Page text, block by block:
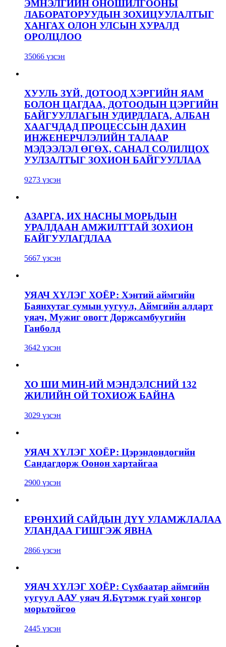
ЭМНЭЛГИЙН ОНОШИЛГООНЫ
ЛАБОРАТОРУУДЫН ЗОХИЦУУЛАЛТЫГ
ХАНГАХ ОЛОН УЛСЫН ХУРАЛД
ОРОЛЦЛОО
35066 үзсэн
ХУУЛЬ ЗҮЙ, ДОТООД ХЭРГИЙН ЯАМ
БОЛОН ЦАГДАА, ДОТООДЫН ЦЭРГИЙН
БАЙГУУЛЛАГЫН УДИРДЛАГА, АЛБАН
ХААГЧДАД ПРОЦЕССЫН ДАХИН
ИНЖЕНЕРЧЛЭЛИЙН ТАЛААР
МЭДЭЭЛЭЛ ӨГӨХ, САНАЛ СОЛИЛЦОХ
УУЛЗАЛТЫГ ЗОХИОН БАЙГУУЛЛАА
9273 үзсэн
АЗАРГА, ИХ НАСНЫ МОРЬДЫН
УРАЛДААН АМЖИЛТТАЙ ЗОХИОН
БАЙГУУЛАГДЛАА
5667 үзсэн
УЯАЧ ХҮЛЭГ ХОЁР: Хэнтий аймгийн
Баянхутаг сумын уугуул, Аймгийн алдарт
уяач, Мужиг овогт Доржсамбуугийн
Ганболд
3642 үзсэн
ХО ШИ МИН-ИЙ МЭНДЭЛСНИЙ 132
ЖИЛИЙН ОЙ ТОХИОЖ БАЙНА
3029 үзсэн
УЯАЧ ХҮЛЭГ ХОЁР: Цэрэндондогийн
Сандагдорж Оонон хартайгаа
2900 үзсэн
ЕРӨНХИЙ САЙДЫН ДҮҮ УЛАМЖЛАЛАА
УЛАНДАА ГИШГЭЖ ЯВНА
2866 үзсэн
УЯАЧ ХҮЛЭГ ХОЁР: Сүхбаатар аймгийн
уугуул ААУ уяач Я.Бүтэмж гуай хонгор
морьтойгоо
2445 үзсэн